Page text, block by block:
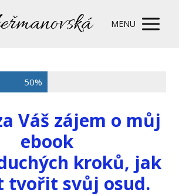
MENU
50%
Váš zájem o můj
ebook
kroků, jak
tvořit svůj osud.